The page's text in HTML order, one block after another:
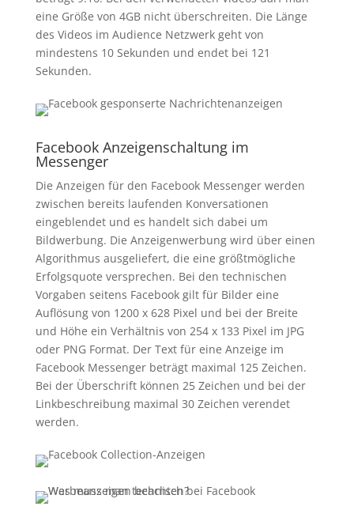
eine Größe von 4GB nicht überschreiten. Die Länge
des Videos im Audience Netzwerk geht von
mindestens 10 Sekunden und endet bei 121
Sekunden.
Facebook Anzeigenschaltung im
Messenger
Die Anzeigen für den Facebook Messenger werden
zwischen bereits laufenden Konversationen
eingeblendet und es handelt sich dabei um
Bildwerbung. Die Anzeigenwerbung wird über einen
Algorithmus ausgeliefert, die eine größtmögliche
Erfolgsquote versprechen. Bei den technischen
Vorgaben seitens Facebook gilt für Bilder eine
Auflösung von 1200 x 628 Pixel und bei der Breite
und Höhe ein Verhältnis von 254 x 133 Pixel im JPG
oder PNG Format. Der Text für eine Anzeige im
Facebook Messenger beträgt maximal 125 Zeichen.
Bei der Überschrift können 25 Zeichen und bei der
Linkbeschreibung maximal 30 Zeichen verendet
werden.